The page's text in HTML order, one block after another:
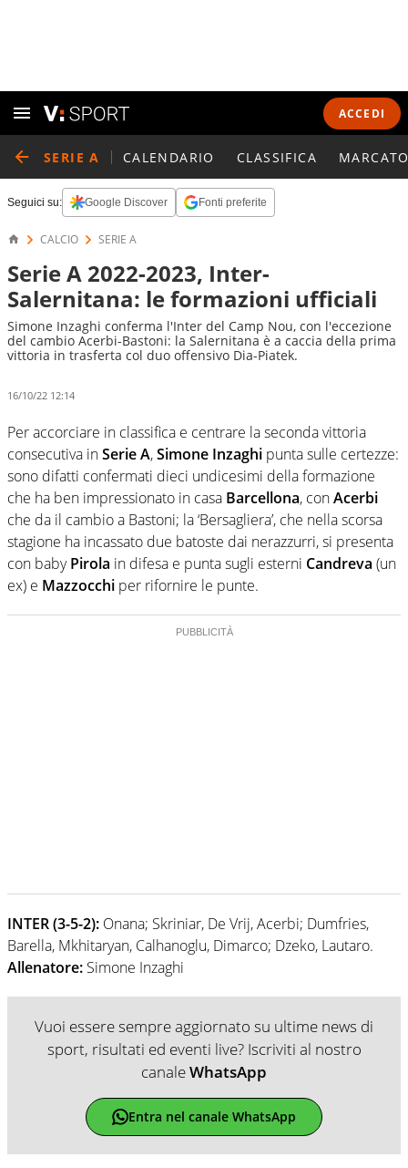
ACCEDI
SERIE A CALENDARIO CLASSIFICA
Seguici su: Google Discover Fonti preferite
CALCIO SERIE A
Serie A 2022-2023, Inter-
Salernitana: le formazioni ufficiali
Simone Inzaghi conferma l'Inter del Camp Nou, con l'eccezione
del cambio Acerbi-Bastoni: la Salernitana è a caccia della prima
vittoria in trasferta col duo offensivo Dia-Piatek.
16/10/22 12:14
Per accorciare in classifica e centrare la seconda vittoria
consecutiva inSerie A,Simone Inzaghi punta sulle certezze:
sono difatti confermati dieci undicesimi della formazione
che ha ben impressionato in casa Barcellona, conAcerbi
che da il cambio a Bastoni; la ‘Bersagliera’, che nella scorsa
stagione ha incassato due batoste dai nerazzurri, si presenta
con babyPirola in difesa e punta sugli esterni Candreva (un
ex) e Mazzocchi per rifornire le punte.
INTER (3-5-2): Onana; Skriniar, De Vrij, Acerbi; Dumfries,
Barella, Mkhitaryan, Calhanoglu, Dimarco; Dzeko, Lautaro.
Allenatore: Simone Inzaghi
Vuoi essere sempre aggiornato su ultime news di
sport, risultati ed eventi live? Iscriviti al nostro
canaleWhatsApp
Entra nel canale WhatsApp